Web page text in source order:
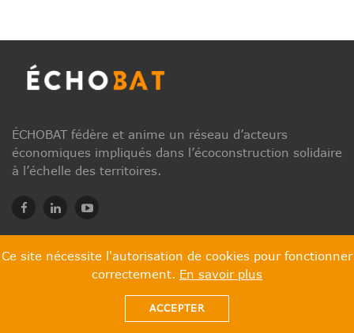
Ce site nécessite l'autorisation de cookies pour fonctionner
correctement. En savoir plus
ACCEPTER
ÉCHOBAT fédère et anime un réseau d’acteurs
économiques impliqués dans l’écoconstruction solidaire
à l’échelle des territoires.
© 2026 ECHOBAT. All Rights Reserved